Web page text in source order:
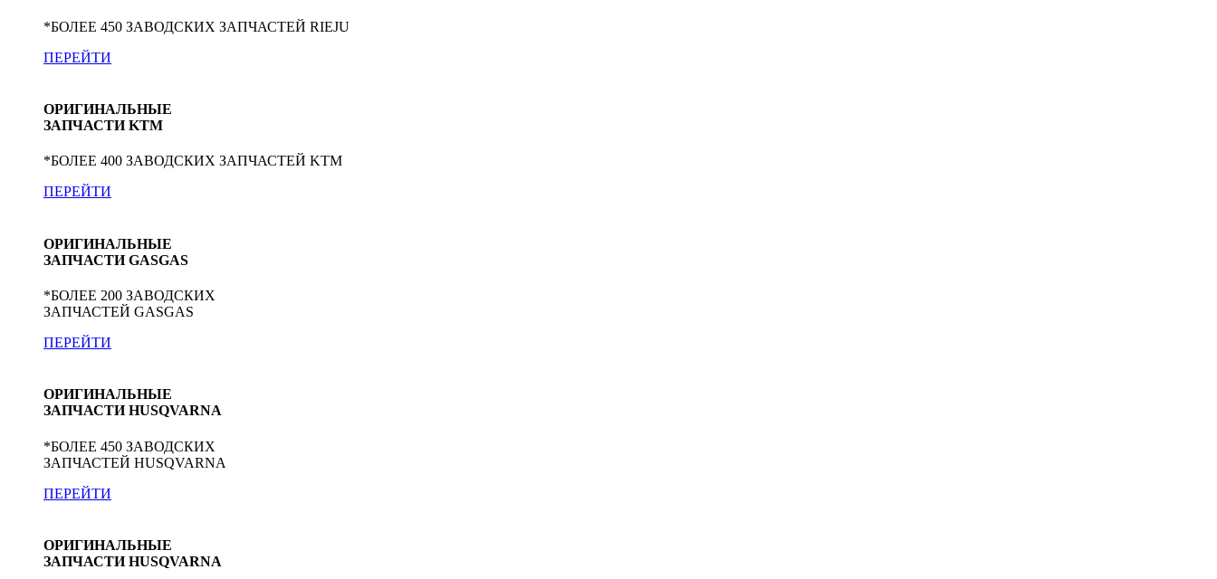
*БОЛЕЕ 450 ЗАВОДСКИХ ЗАПЧАСТЕЙ RIEJU
ПЕРЕЙТИ
ОРИГИНАЛЬНЫЕ
ЗАПЧАСТИ KTM
*БОЛЕЕ 400 ЗАВОДСКИХ ЗАПЧАСТЕЙ KTM
ПЕРЕЙТИ
ОРИГИНАЛЬНЫЕ
ЗАПЧАСТИ GASGAS
*БОЛЕЕ 200 ЗАВОДСКИХ
ЗАПЧАСТЕЙ GASGAS
ПЕРЕЙТИ
ОРИГИНАЛЬНЫЕ
ЗАПЧАСТИ HUSQVARNA
*БОЛЕЕ 450 ЗАВОДСКИХ
ЗАПЧАСТЕЙ HUSQVARNA
ПЕРЕЙТИ
ОРИГИНАЛЬНЫЕ
ЗАПЧАСТИ HUSQVARNA